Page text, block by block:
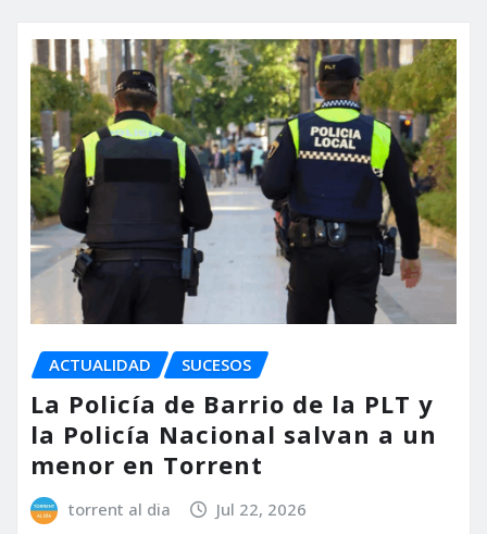
ACTUALIDAD SUCESOS
La Policía de Barrio de la PLT y
la Policía Nacional salvan a un
menor en Torrent
torrent al dia Jul 22, 2026